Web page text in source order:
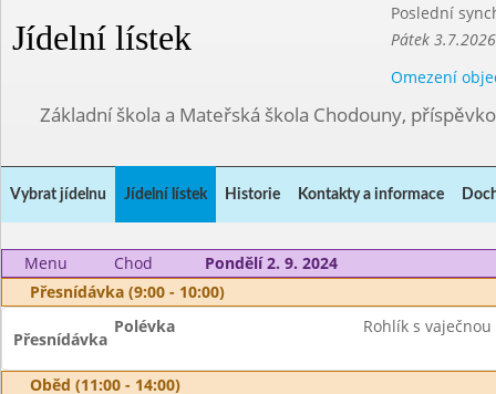
Jídelní lístek
Poslední
Pátek
Omezení
Základní škola a Mateřská škola Chodouny,
Vybrat jídelnu Jídelní lístek Historie Kontakty a informace
Menu Chod
Pondělí 2. 9. 2024
Přesnídávka (9:00 - 10:00)
Přesnídávka
Polévka Rohlík s
Oběd (11:00 - 14:00)